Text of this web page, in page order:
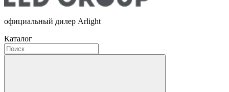
официальный дилер Arlight
Каталог